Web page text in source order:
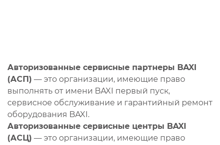
Авторизованные сервисные партнеры BAXI
(АСП) — это организации, имеющие право
выполнять от имени BAXI первый пуск,
сервисное обслуживание и гарантийный ремонт
оборудования BAXI.
Авторизованные сервисные центры BAXI
(АСЦ) — это организации, имеющие право